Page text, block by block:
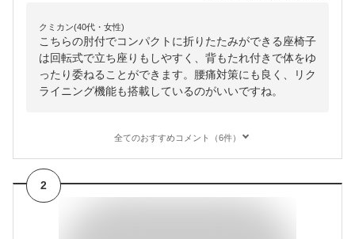
クミカン(40代・女性)
こちらの肘付でコンパクトに折りたたみができる座椅子
は回転式で立ち座りもしやすく、背もたれ付きで体をゆ
ったり委ねることができます。腰痛対策にも良く、リク
ライニング機能も搭載しているのがいいですね。
全てのおすすめコメント（6件）
2